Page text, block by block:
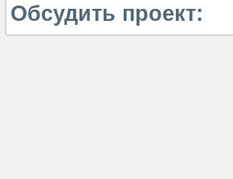
Обсудить проект: